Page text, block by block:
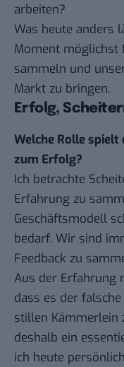
arbeiten?
Was heute anders
Moment möglichst
sammeln und
Markt zu bringen.
Erfolg,
Welche Rolle spielt
zum Erfolg?
Ich betrachte
Erfahrung zu
Geschäftsmodell
bedarf. Wir sind
Feedback zu
Aus der Erfahrung
dass es der
stillen Kämmerlein
deshalb ein
ich heute